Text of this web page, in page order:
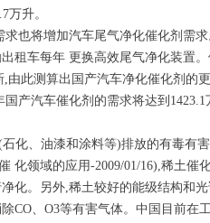
万升。
也将增加汽车尾气净化催化剂需
租车每年 更换高效尾气净化装置。
由此测算出国产汽车净化催化剂的
产汽车催化剂的需求将达到1423.1
化、油漆和涂料等)排放的有毒有
化领域的应用-2009/01/16),稀土催
化。另外,稀土较好的能级结构和
CO、O3等有害气体。中国目前在